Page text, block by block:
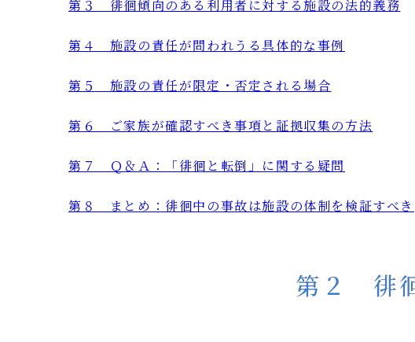
第３ 徘徊傾向のある利用者に対する施設の法的義務
第４ 施設の責任が問われうる具体的な事例
第５ 施設の責任が限定・否定される場合
第６ ご家族が確認すべき事項と証拠収集の方法
第７ Ｑ＆Ａ：「徘徊と転倒」に関する疑問
第８ まとめ：徘徊中の事故は施設の体制を検証すべき
第２ 徘